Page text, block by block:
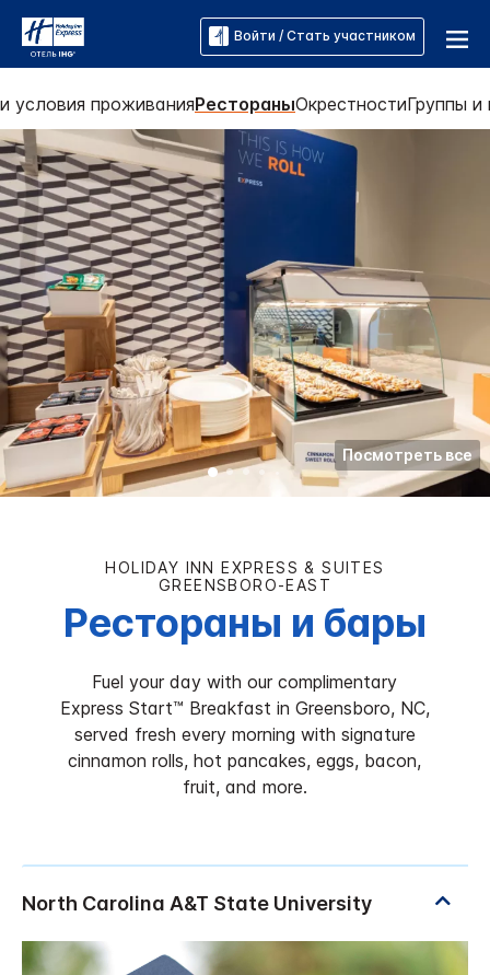
Войти / Стать участником
условия проживанияРестораныОкрестностиГруппы и
Посмотреть все
HOLIDAY INN EXPRESS & SUITES
GREENSBORO-EAST
Рестораны и бары
Fuel your day with our complimentary
Express Start™ Breakfast in Greensboro, NC,
served fresh every morning with signature
cinnamon rolls, hot pancakes, eggs, bacon,
fruit, and more.